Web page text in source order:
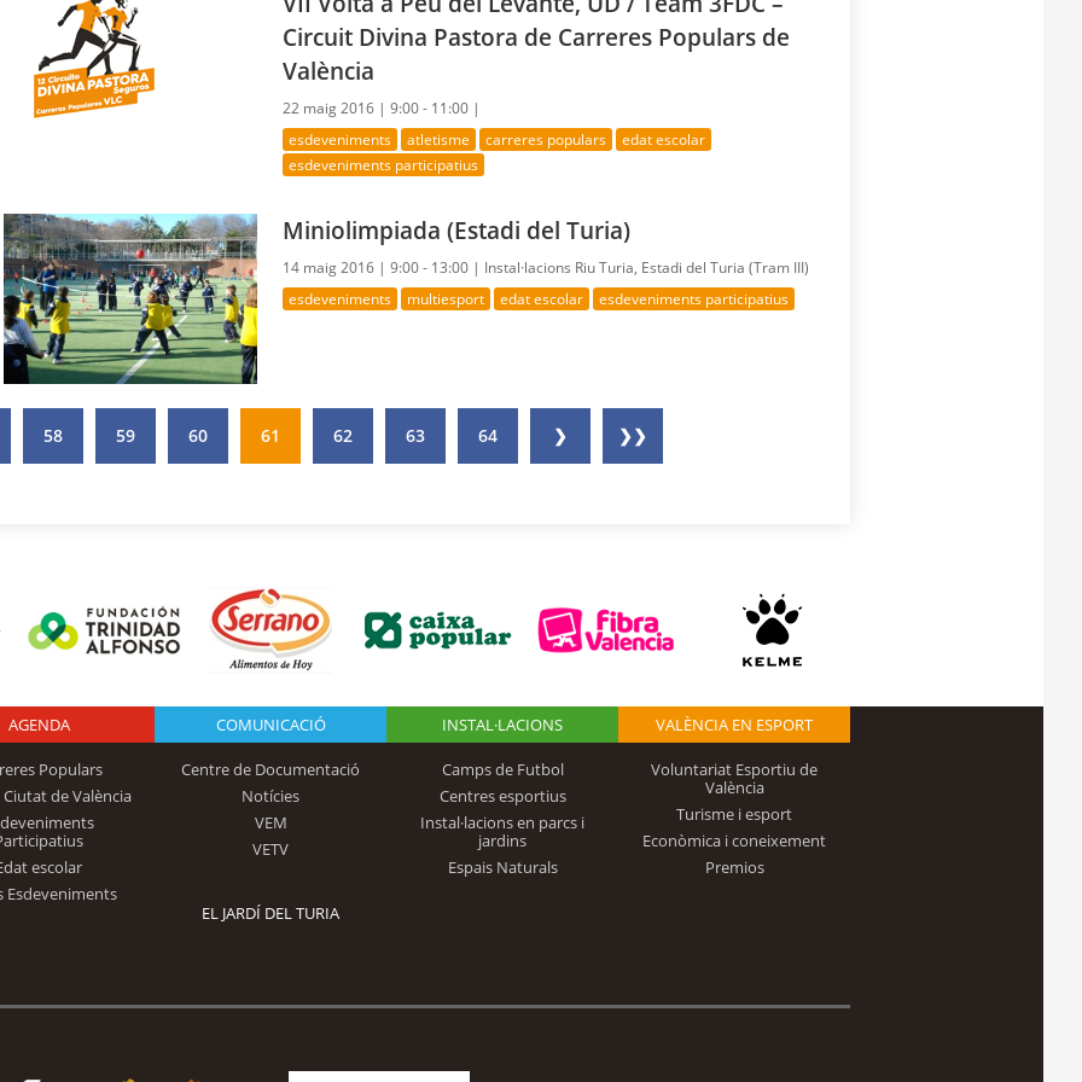
Circuit Divina Pastora de Carreres Populars de
València
22 maig 2016 |9:00 - 11:00 |
esdeveniments atletisme carreres populars
edat escolar
esdeveniments participatius
Miniolimpiada (Estadi del Turia)
14 maig 2016 |9:00 - 13:00 | Instal·lacions Riu Turia, Estadi del Turia (Tram III)
esdeveniments multiesport edat escolar esdeveniments participatius
58 59 60 61 62 63 64 ❯ ❯❯
Logo Fundación
Trinidad Alfonso
AGENDA
Populars
de València
escolar
Esdeveniments
COMUNICACIÓ
Centre de Documentació
Notícies
VEM
VETV
INSTAL·LACIONS
Camps de Futbol
Centres esportius
Instal·lacions en parcs i
jardins
Espais Naturals
VALÈNCIA EN ESPORT
Voluntariat Esportiu de
València
Turisme i esport
Econòmica i coneixement
Premios
EL JARDÍ DEL TURIA